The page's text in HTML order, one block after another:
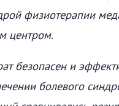
физиотерапии
центром.
безопасен и
болевого